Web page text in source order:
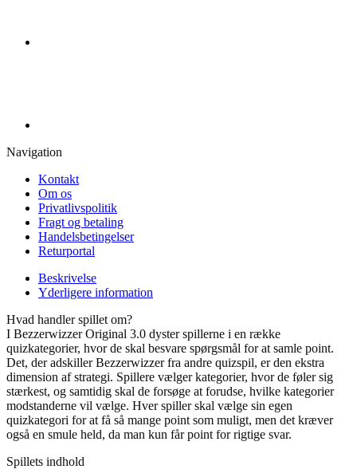
Navigation
Kontakt
Om os
Privatlivspolitik
Fragt og betaling
Handelsbetingelser
Returportal
Beskrivelse
Yderligere information
Hvad handler spillet om?
I Bezzerwizzer Original 3.0 dyster spillerne i en række
quizkategorier, hvor de skal besvare spørgsmål for at samle point.
Det, der adskiller Bezzerwizzer fra andre quizspil, er den ekstra
dimension af strategi. Spillere vælger kategorier, hvor de føler sig
stærkest, og samtidig skal de forsøge at forudse, hvilke kategorier
modstanderne vil vælge. Hver spiller skal vælge sin egen
quizkategori for at få så mange point som muligt, men det kræver
også en smule held, da man kun får point for rigtige svar.
Spillets indhold